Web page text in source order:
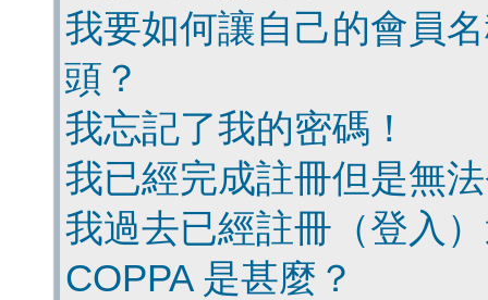
我要如何讓自己的會員
頭？
我忘記了我的密碼！
我已經完成註冊但是無
我過去已經註冊（登入
COPPA 是甚麼？